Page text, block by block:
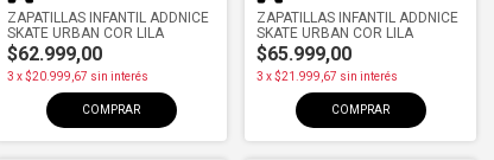
ZAPATILLAS INFANTIL ADDNICE
SKATE URBAN COR LILA
$62.999,00
3 x$20.999,67 sin interés
COMPRAR
ZAPATILLAS INFANTIL ADDNICE
SKATE URBAN COR LILA
$65.999,00
3 x$21.999,67 sin interés
COMPRAR